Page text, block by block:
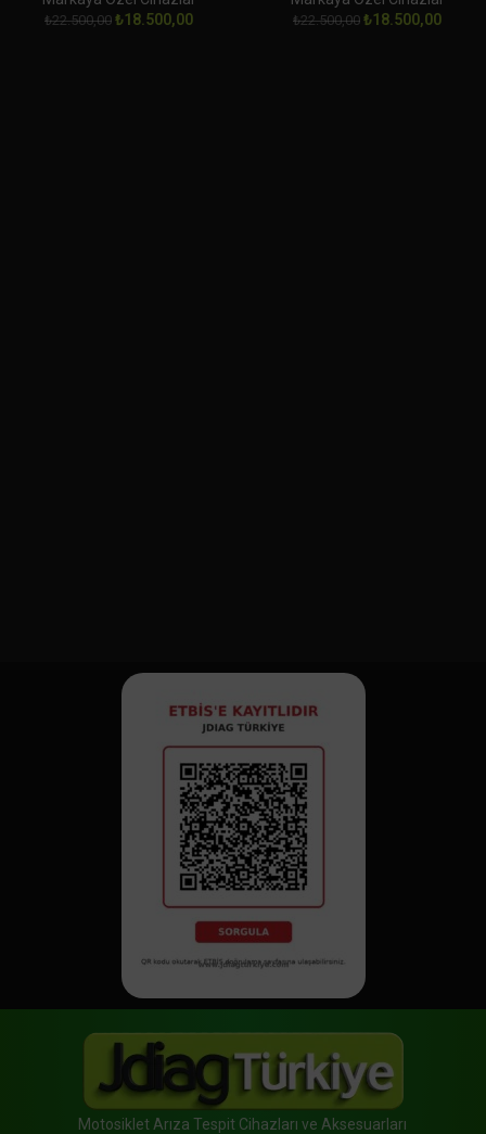
₺22.500,00 ₺18.500,00 ₺22.500,00 ₺18.500,00
Motosiklet Arıza Tespit Cihazları ve Aksesuarları